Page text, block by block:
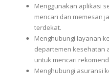
Menggunakan aplikasi
mencari dan memesan
terdekat.
Menghubungi layanan
departemen kesehatan
untuk mencari
Menghubungi asuransi